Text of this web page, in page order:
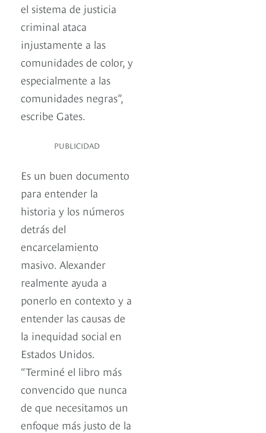
el sistema de justicia
criminal ataca
injustamente a las
comunidades de color, y
especialmente a las
comunidades negras”,
escribe Gates.
PUBLICIDAD
Es un buen documento
para entender la
historia y los números
detrás del
encarcelamiento
masivo. Alexander
realmente ayuda a
ponerlo en contexto y a
entender las causas de
la inequidad social en
Estados Unidos.
“Terminé el libro más
convencido que nunca
de que necesitamos un
enfoque más justo de la